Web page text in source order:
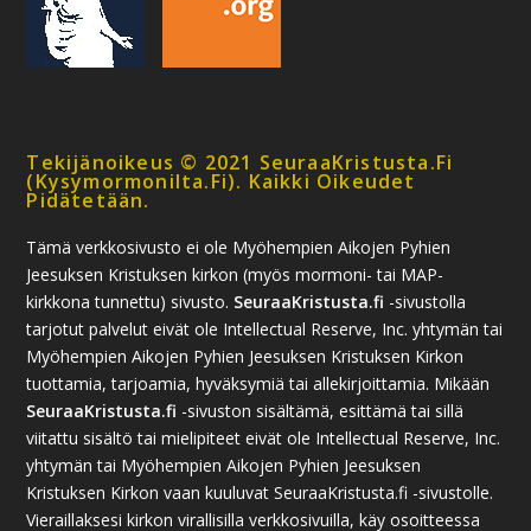
Tekijänoikeus © 2021 SeuraaKristusta.fi
(kysymormonilta.fi). Kaikki Oikeudet
Pidätetään.
Tämä verkkosivusto ei ole Myöhempien Aikojen Pyhien
Jeesuksen Kristuksen kirkon (myös mormoni- tai MAP-
kirkkona tunnettu) sivusto. SeuraaKristusta.fi -sivustolla
tarjotut palvelut eivät ole Intellectual Reserve, Inc. yhtymän tai
Myöhempien Aikojen Pyhien Jeesuksen Kristuksen Kirkon
tuottamia, tarjoamia, hyväksymiä tai allekirjoittamia. Mikään
SeuraaKristusta.fi -sivuston sisältämä, esittämä tai sillä
viitattu sisältö tai mielipiteet eivät ole Intellectual Reserve, Inc.
yhtymän tai Myöhempien Aikojen Pyhien Jeesuksen
Kristuksen Kirkon vaan kuuluvat SeuraaKristusta.fi -sivustolle.
Vieraillaksesi kirkon virallisilla verkkosivuilla, käy osoitteessa